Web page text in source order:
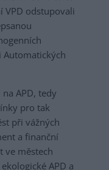
VPD odstupovali
Automatických
APD, tedy
pro tak
při vážných
a finanční
ve městech
APD a